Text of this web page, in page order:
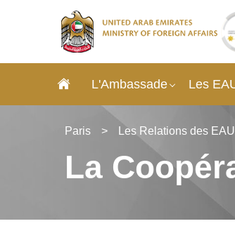
L'Ambassade Les
Paris > Les Relations des EAU
La